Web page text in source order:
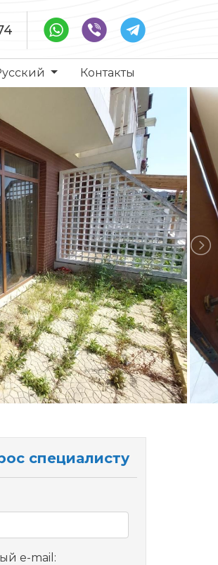
Контакты
специалисту
e-mail: